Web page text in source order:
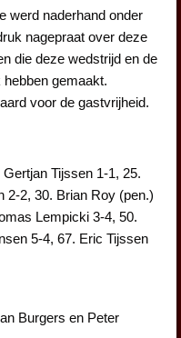
werd naderhand onder
nagepraat over deze
die deze wedstrijd en de
gemaakt.
voor de gastvrijheid.
Tijssen 1-1, 25.
2-2, 30. Brian Roy (pen.)
Lempicki 3-4, 50.
5-4, 67. Eric Tijssen
Burgers en Peter